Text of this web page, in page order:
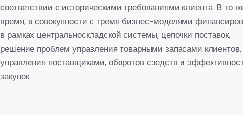
соответствии с историческими требованиями клиента. В то
время, в совокупности с тремя бизнес-моделями
в рамках центральноскладской системы, цепочки поставок,
решение проблем управления товарными запасами клиентов,
управления поставщиками, оборотов средств и
закупок.